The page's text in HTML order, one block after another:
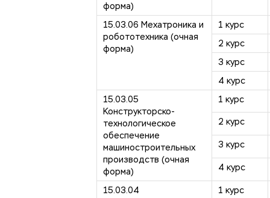
форма)
15.03.06 Мехатроника и
робототехника (очная
форма)
1 курс
2 курс
3 курс
4 курс
15.03.05
Конструкторско-
технологическое
обеспечение
машиностроительных
производств (очная
форма)
1 курс
2 курс
3 курс
4 курс
15.03.04
1 курс